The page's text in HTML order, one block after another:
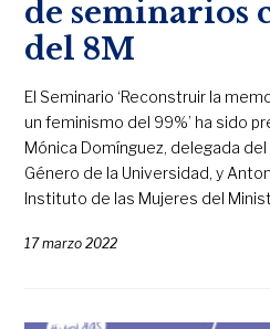
de seminarios
del 8M
El Seminario ‘Reconstruir la
un feminismo del 99%’ ha sido
Mónica Domínguez, delegada
Género de la Universidad, y
Instituto de las Mujeres del
17 marzo 2022